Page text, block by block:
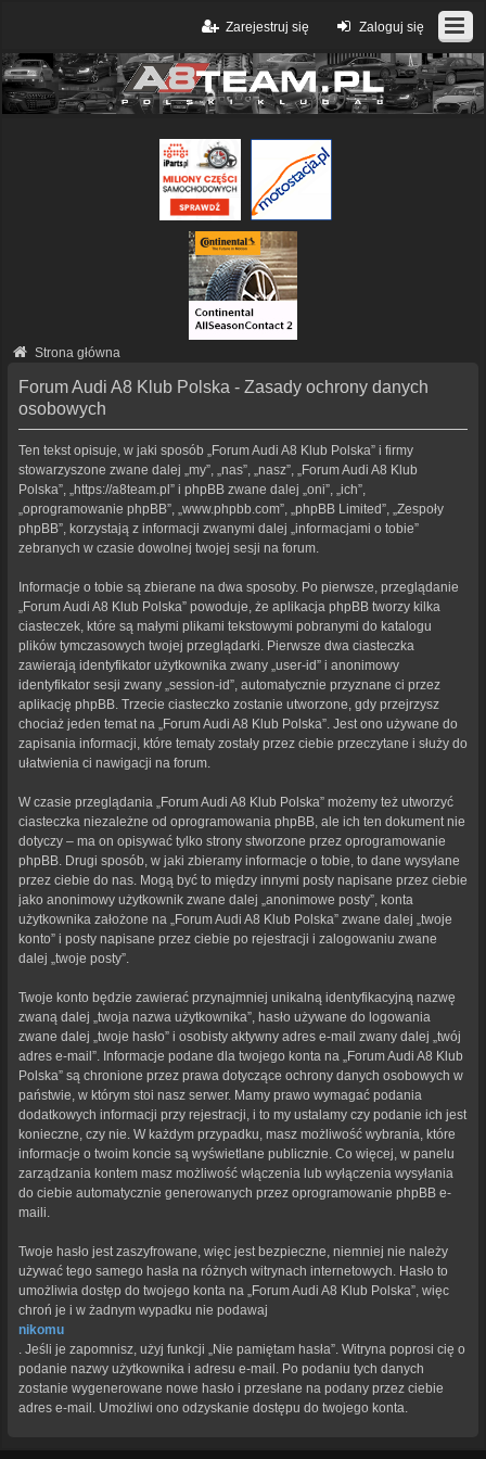
Zaloguj się
Zarejestruj się
Strona główna
Forum Audi A8 Klub Polska - Zasady ochrony danych
osobowych
Ten tekst opisuje, w jaki sposób „Forum Audi A8 Klub Polska” i firmy
stowarzyszone zwane dalej „my”, „nas”, „nasz”, „Forum Audi A8 Klub
Polska”, „https://a8team.pl” i phpBB zwane dalej „oni”, „ich”,
„oprogramowanie phpBB”, „www.phpbb.com”, „phpBB Limited”, „Zespoły
phpBB”, korzystają z informacji zwanymi dalej „informacjami o tobie”
zebranych w czasie dowolnej twojej sesji na forum.
Informacje o tobie są zbierane na dwa sposoby. Po pierwsze, przeglądanie
„Forum Audi A8 Klub Polska” powoduje, że aplikacja phpBB tworzy kilka
ciasteczek, które są małymi plikami tekstowymi pobranymi do katalogu
plików tymczasowych twojej przeglądarki. Pierwsze dwa ciasteczka
zawierają identyfikator użytkownika zwany „user-id” i anonimowy
identyfikator sesji zwany „session-id”, automatycznie przyznane ci przez
aplikację phpBB. Trzecie ciasteczko zostanie utworzone, gdy przejrzysz
chociaż jeden temat na „Forum Audi A8 Klub Polska”. Jest ono używane do
zapisania informacji, które tematy zostały przez ciebie przeczytane i służy do
ułatwienia ci nawigacji na forum.
W czasie przeglądania „Forum Audi A8 Klub Polska” możemy też utworzyć
ciasteczka niezależne od oprogramowania phpBB, ale ich ten dokument nie
dotyczy – ma on opisywać tylko strony stworzone przez oprogramowanie
phpBB. Drugi sposób, w jaki zbieramy informacje o tobie, to dane wysyłane
przez ciebie do nas. Mogą być to między innymi posty napisane przez ciebie
jako anonimowy użytkownik zwane dalej „anonimowe posty”, konta
użytkownika założone na „Forum Audi A8 Klub Polska” zwane dalej „twoje
konto” i posty napisane przez ciebie po rejestracji i zalogowaniu zwane
dalej „twoje posty”.
Twoje konto będzie zawierać przynajmniej unikalną identyfikacyjną nazwę
zwaną dalej „twoja nazwa użytkownika”, hasło używane do logowania
zwane dalej „twoje hasło” i osobisty aktywny adres e-mail zwany dalej „twój
adres e-mail”. Informacje podane dla twojego konta na „Forum Audi A8 Klub
Polska” są chronione przez prawa dotyczące ochrony danych osobowych w
państwie, w którym stoi nasz serwer. Mamy prawo wymagać podania
dodatkowych informacji przy rejestracji, i to my ustalamy czy podanie ich jest
konieczne, czy nie. W każdym przypadku, masz możliwość wybrania, które
informacje o twoim koncie są wyświetlane publicznie. Co więcej, w panelu
zarządzania kontem masz możliwość włączenia lub wyłączenia wysyłania
do ciebie automatycznie generowanych przez oprogramowanie phpBB e-
maili.
Twoje hasło jest zaszyfrowane, więc jest bezpieczne, niemniej nie należy
używać tego samego hasła na różnych witrynach internetowych. Hasło to
umożliwia dostęp do twojego konta na „Forum Audi A8 Klub Polska”, więc
chroń je i w żadnym wypadku nie podawaj
nikomu
. Jeśli je zapomnisz, użyj funkcji „Nie pamiętam hasła”. Witryna poprosi cię o
podanie nazwy użytkownika i adresu e-mail. Po podaniu tych danych
zostanie wygenerowane nowe hasło i przesłane na podany przez ciebie
adres e-mail. Umożliwi ono odzyskanie dostępu do twojego konta.